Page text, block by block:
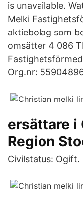
is unavailable.
Melki
aktiebolag som
omsätter 4 086
Org.nr:
ersättare i
Region
Civilstatus: Ogift.